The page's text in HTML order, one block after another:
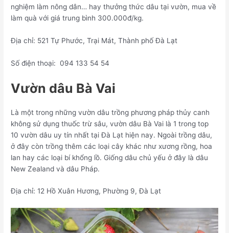
nghiệm làm nông dân… hay thưởng thức dâu tại vườn, mua về
làm quà với giá trung bình 300.000đ/kg.
Địa chỉ: 521 Tự Phước, Trại Mát, Thành phố Đà Lạt
Số điện thoại: 094 133 54 54
Vườn dâu Bà Vai
Là một trong những vườn dâu trồng phương pháp thủy canh
không sử dụng thuốc trừ sâu, vườn dâu Bà Vai là 1 trong top
10 vườn dâu uy tín nhất tại Đà Lạt hiện nay. Ngoài trồng dâu,
ở đây còn trồng thêm các loại cây khác như xương rồng, hoa
lan hay các loại bí khổng lồ. Giống dâu chủ yếu ở đây là dâu
New Zealand và dâu Pháp.
Địa chỉ: 12 Hồ Xuân Hương, Phường 9, Đà Lạt